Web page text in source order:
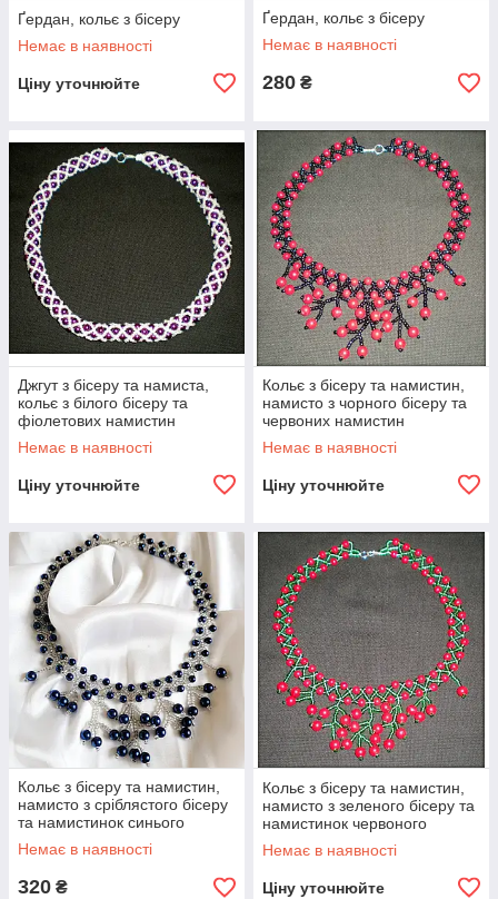
Ґердан, кольє з бісеру
Немає в наявності
Ціну уточнюйте
Ґердан, кольє з бісеру
Немає в наявності
280 ₴
Джгут з бісеру та намиста,
кольє з білого бісеру та
фіолетових намистин
Немає в наявності
Ціну уточнюйте
Кольє з бісеру та намистин,
намисто з чорного бісеру та
червоних намистин
Немає в наявності
Ціну уточнюйте
Кольє з бісеру та намистин,
намисто з сріблястого бісеру
та намистинок синього
кольору
Немає в наявності
320 ₴
Кольє з бісеру та намистин,
намисто з зеленого бісеру та
намистинок червоного
кольору
Немає в наявності
Ціну уточнюйте